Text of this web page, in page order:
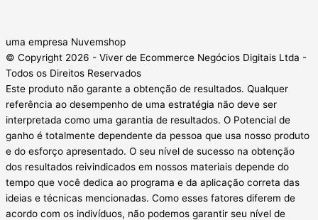
uma empresa Nuvemshop
© Copyright 2026 - Viver de Ecommerce Negócios Digitais Ltda -
Todos os Direitos Reservados
Este produto não garante a obtenção de resultados. Qualquer
referência ao desempenho de uma estratégia não deve ser
interpretada como uma garantia de resultados. O Potencial de
ganho é totalmente dependente da pessoa que usa nosso produto
e do esforço apresentado. O seu nível de sucesso na obtenção
dos resultados reivindicados em nossos materiais depende do
tempo que você dedica ao programa e da aplicação correta das
ideias e técnicas mencionadas. Como esses fatores diferem de
acordo com os indivíduos, não podemos garantir seu nível de